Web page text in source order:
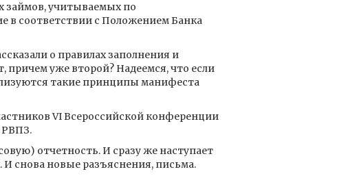
займов, учитываемых по
соответствии с Положением Банка
о правилах заполнения и
уже второй? Надеемся, что если
такие принципы манифеста
VI Всероссийской конференции
РВПЗ.
отчетность. И сразу же наступает
И снова новые разъяснения, письма.